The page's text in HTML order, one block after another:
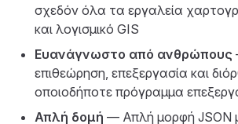
σχεδόν όλα τα εργαλεία
και λογισμικό GIS
Ευανάγνωστο από ανθρώπους
επιθεώρηση, επεξεργασία και
οποιοδήποτε πρόγραμμα
Απλή δομή — Απλή μορφή JSON